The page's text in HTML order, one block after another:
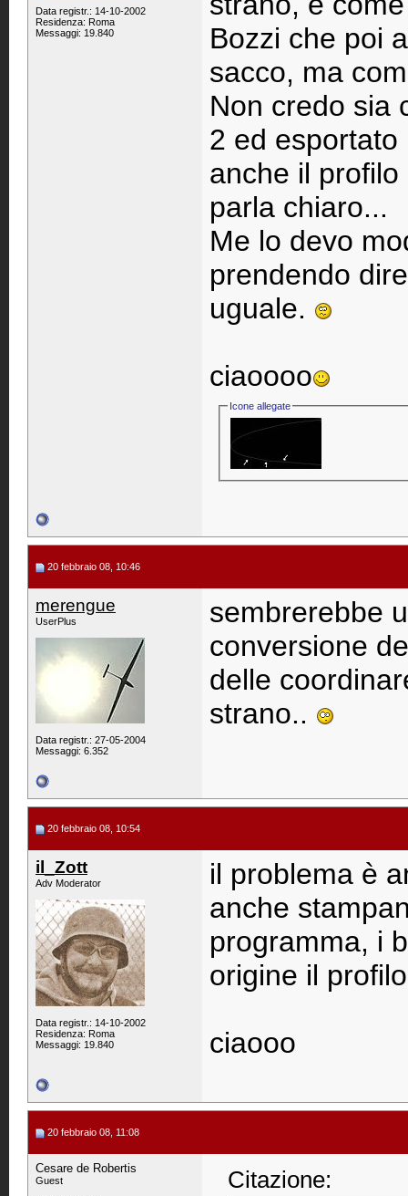
Data registr.: 14-10-2002
Residenza: Roma
Messaggi: 19.840
Bozzi che poi
sacco, ma
Non credo sia
2 ed
anche il
parla chiaro...
Me lo devo
prendendo
uguale.
ciaoooo
Icone allegate
20 febbraio 08, 10:46
merengue
UserPlus
Data registr.: 27-05-2004
Messaggi: 6.352
sembrerebbe
conversione
delle
strano..
20 febbraio 08, 10:54
il_Zott
Adv Moderator
Data registr.: 14-10-2002
Residenza: Roma
Messaggi: 19.840
il problema è
anche
programma, i
origine il
ciaooo
20 febbraio 08, 11:08
Cesare de Robertis
Guest
Citazione: